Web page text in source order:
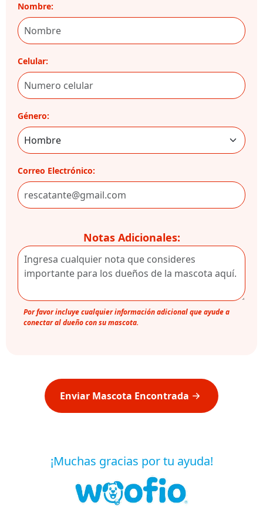
Nombre:
Celular:
Género:
Correo Electrónico:
Notas Adicionales:
Por favor incluye cualquier información adicional que ayude a
conectar al dueño con su mascota.
Enviar Mascota Encontrada
¡Muchas gracias por tu ayuda!